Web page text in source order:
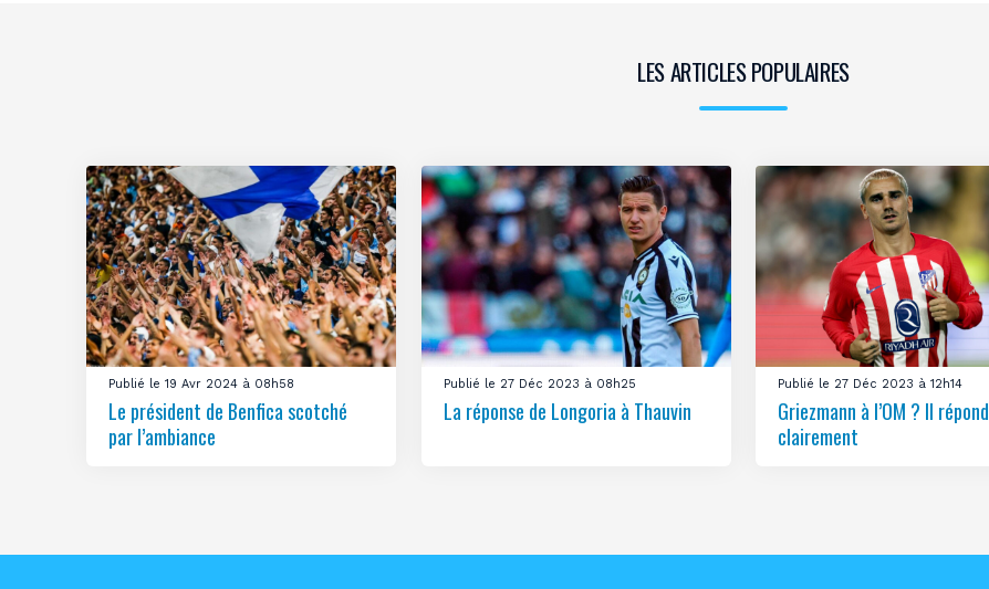
LES ARTICLES POPULAIRES
Publié le 19 Avr 2024 à 08h58
Le président de Benfica scotché
par l’ambiance
Publié le 27 Déc 2023 à 08h25
La réponse de Longoria à Thauvin
Publié le 27 Déc 2023 à 12h14
Griezmann à l’OM ? Il répond
clairement